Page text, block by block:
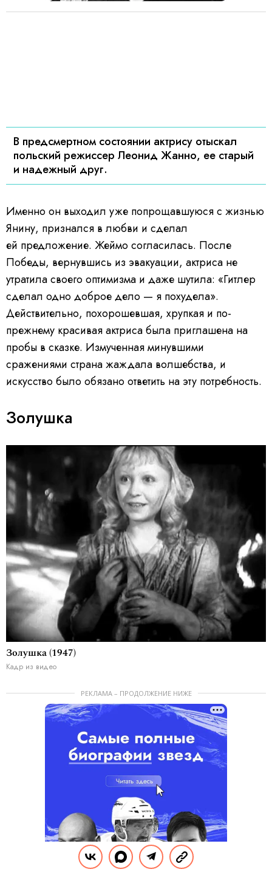
В предсмертном состоянии актрису отыскал
польский режиссер Леонид Жанно, ее старый
и надежный друг.
Именно он выходил уже попрощавшуюся с жизнью
Янину, признался в любви и сделал
ей предложение. Жеймо согласилась. После
Победы, вернувшись из эвакуации, актриса не
утратила своего оптимизма и даже шутила: «Гитлер
сделал одно доброе дело — я похудела».
Действительно, похорошевшая, хрупкая и по-
прежнему красивая актриса была приглашена на
пробы в сказке. Измученная минувшими
сражениями страна жаждала волшебства, и
искусство было обязано ответить на эту потребность.
Золушка
Золушка (1947)
Кадр из видео
РЕКЛАМА – ПРОДОЛЖЕНИЕ НИЖЕ